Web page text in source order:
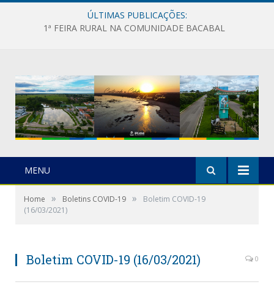
ÚLTIMAS PUBLICAÇÕES:
1ª FEIRA RURAL NA COMUNIDADE BACABAL
MENU
Home » Boletins COVID-19 »
Boletim COVID-19
(16/03/2021)
Boletim COVID-19 (16/03/2021) 0